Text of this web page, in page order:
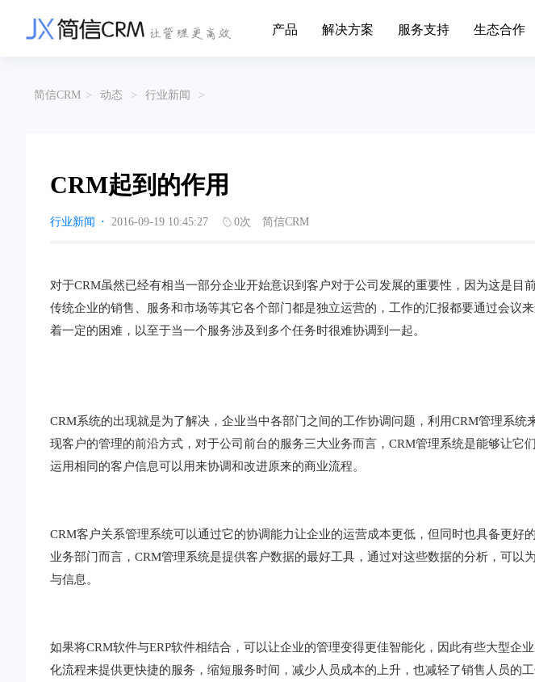
产品
营销云
从营销获客到商机转化的全流程管理
渠道云
融合分公司、经销商、总部伙伴管理
涵盖多种售前/后服务元素功能和接入
涵盖多种售前/后服务元素功能和接入
SCRM
解决方案
挖现有客户价值以及开发更多新...
传媒企业自身由于数字化传媒的发
展，对其内部控制建设和完善也是...
进装修行业往信息化道路上发展...
互联网等相关信息技术的发展是支撑
互联网金融模式发展的基石，给...
通过数字化方式，随时和专家互动，
享受个性化的健康资讯，实现及...
服务支持
帮助文档
以CRM产品为基础的功能点
生态合作
关于简信
简信CRM > 动态 > 行业新闻 >
CRM起到的作用
行业新闻 · 2016-09-19 10:45:27 0次 简信CRM
对于CRM虽然已经有相当一部分企业开始意识到客户对于公司发展的重要性，因为这是目
传统企业的销售、服务和市场等其它各个部门都是独立运营的，工作的汇报都要通过会议
着一定的困难，以至于当一个服务涉及到多个任务时很难协调到一起。
CRM系统的出现就是为了解决，企业当中各部门之间的工作协调问题，利用CRM管理系统
现客户的管理的前沿方式，对于公司前台的服务三大业务而言，CRM管理系统是能够让它
运用相同的客户信息可以用来协调和改进原来的商业流程。
CRM客户关系管理系统可以通过它的协调能力让企业的运营成本更低，但同时也具备更好
业务部门而言，CRM管理系统是提供客户数据的最好工具，通过对这些数据的分析，可以
与信息。
如果将CRM软件与ERP软件相结合，可以让企业的管理变得更佳智能化，因此有些大型企
化流程来提供更快捷的服务，缩短服务时间，减少人员成本的上升，也减轻了销售人员的